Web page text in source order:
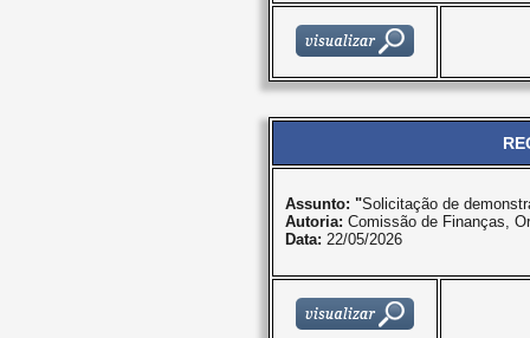
Assunto: "Solicitação de
Autoria: Comissão de Finanças,
Data: 22/05/2026